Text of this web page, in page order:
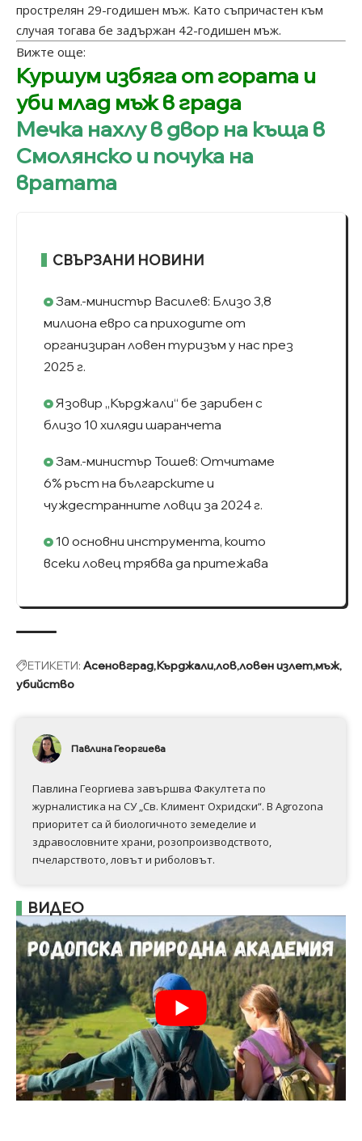
прострелян 29-годишен мъж. Като съпричастен към
случая тогава бе задържан 42-годишен мъж.
Вижте още:
Куршум избяга от гората и
уби млад мъж в града
Мечка нахлу в двор на къща в
Смолянско и почука на
вратата
СВЪРЗАНИ НОВИНИ
Зам.-министър Василев: Близо 3,8
милиона евро са приходите от
организиран ловен туризъм у нас през
2025 г.
Язовир „Кърджали“ бе зарибен с
близо 10 хиляди шаранчета
Зам.-министър Тошев: Отчитаме
6% ръст на българските и
чуждестранните ловци за 2024 г.
10 основни инструмента, които
всеки ловец трябва да притежава
ЕТИКЕТИ: Асеновград Кърджалиловловен излетмъж
убийство
Павлина Георгиева
Павлина Георгиева завършва Факултета по
журналистика на СУ „Св. Климент Охридски“. В Аgrozona
приоритет са й биологичното земеделие и
здравословните храни, розопроизводството,
пчеларството, ловът и риболовът.
ВИДЕО